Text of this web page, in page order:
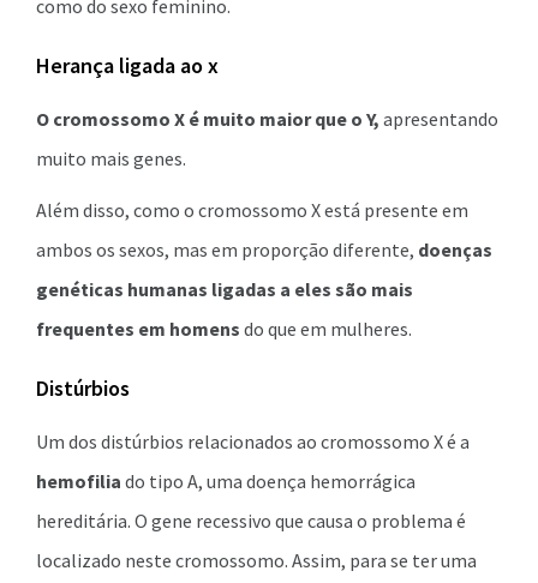
como do sexo feminino.
Herança ligada ao x
O cromossomo X é muito maior que o Y, apresentando
muito mais genes.
Além disso, como o cromossomo X está presente em
ambos os sexos, mas em proporção diferente, doenças
genéticas humanas ligadas a eles são mais
frequentes em homens do que em mulheres.
Distúrbios
Um dos distúrbios relacionados ao cromossomo X é a
hemofilia do tipo A, uma doença hemorrágica
hereditária. O gene recessivo que causa o problema é
localizado neste cromossomo. Assim, para se ter uma